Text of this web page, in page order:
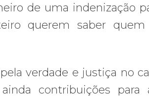
de uma indenização
querem saber
verdade e justiça no
contribuições para